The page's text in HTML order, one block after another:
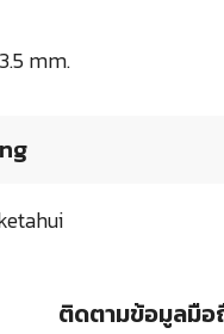
mm.
ติดตามข้อมูลมือ